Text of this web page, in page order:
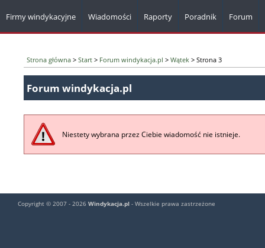
Firmy windykacyjne Wiadomości Raporty Poradnik Forum
Strona główna > Start > Forum windykacja.pl > Wątek > Strona 3
Forum windykacja.pl
Niestety wybrana przez Ciebie wiadomość nie istnieje.
Copyright © 2007 - 2026 Windykacja.pl - Wszelkie prawa zastrzeżone